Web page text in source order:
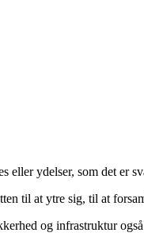
eller ydelser, som det er
til at ytre sig, til at
og infrastruktur